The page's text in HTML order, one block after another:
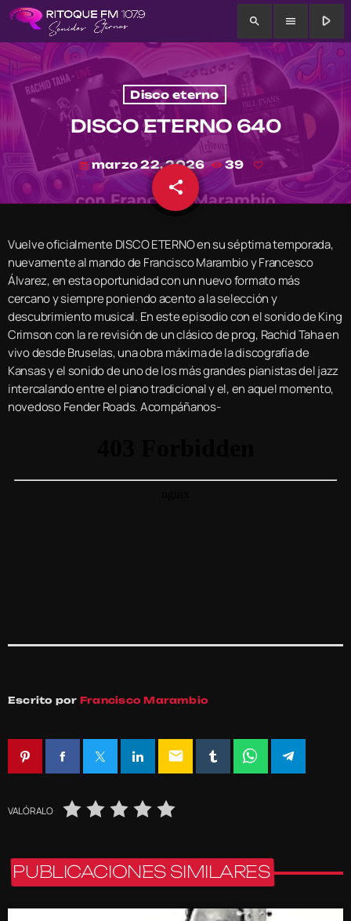
search menu play_arrow
Disco eterno
DISCO ETERNO 640
today marzo 22, 2026 39
share
email
Vuelve oficialmente DISCO ETERNO en su séptima temporada,
nuevamente al mando de Francisco Marambio y Francesco
Álvarez, en esta oportunidad con un nuevo formato más
cercano y siempre poniendo acento a la selección y
descubrimiento musical. En este episodio con el sonido de King
Crimson con la re revisión de un clásico de prog, Rachid Taha en
vivo desde Bruselas, una obra máxima de la discografía de
Kansas y el sonido de uno de los más grandes pianistas del jazz
intercalando entre el piano tradicional y el, en aquel momento,
novedoso Fender Roads. Acompáñanos-
Escrito por Francisco Marambio
email
VALÓRALO
PUBLICACIONES SIMILARES